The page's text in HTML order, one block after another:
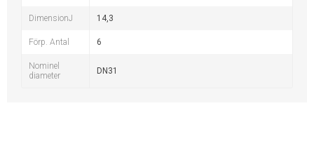
DimensionJ 14,3
Förp. Antal 6
Nominel
diameter
DN31